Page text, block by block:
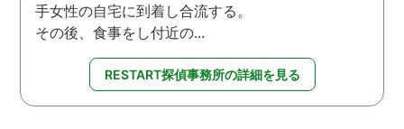
手女性の自宅に到着し合流する。
その後、食事をし付近の...
RESTART探偵事務所の詳細を見る